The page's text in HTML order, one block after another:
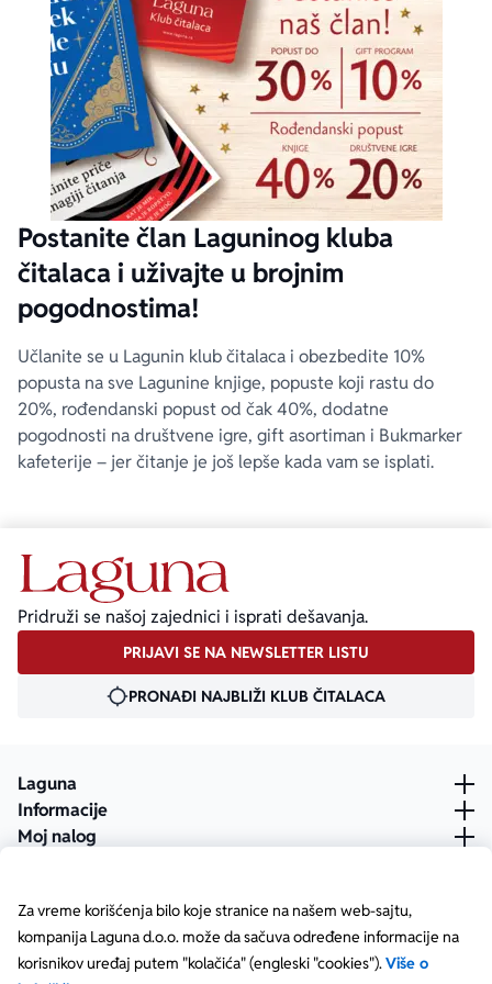
Za vreme korišćenja bilo koje stranice na našem web-sajtu,
kompanija Laguna d.o.o. može da sačuva određene informacije na
korisnikov uređaj putem "kolačića" (engleski "cookies").Više o
Postanite član Laguninog kluba
čitalaca i uživajte u brojnim
pogodnostima!
Učlanite se u Lagunin klub čitalaca i obezbedite 10%
popusta na sve Lagunine knjige, popuste koji rastu do
20%, rođendanski popust od čak 40%, dodatne
pogodnosti na društvene igre, gift asortiman i Bukmarker
kafeterije – jer čitanje je još lepše kada vam se isplati.
Pridruži se našoj zajednici i isprati dešavanja.
PRIJAVI SE NA NEWSLETTER LISTU
PRONAĐI NAJBLIŽI KLUB ČITALACA
Laguna
Informacije
Moj nalog